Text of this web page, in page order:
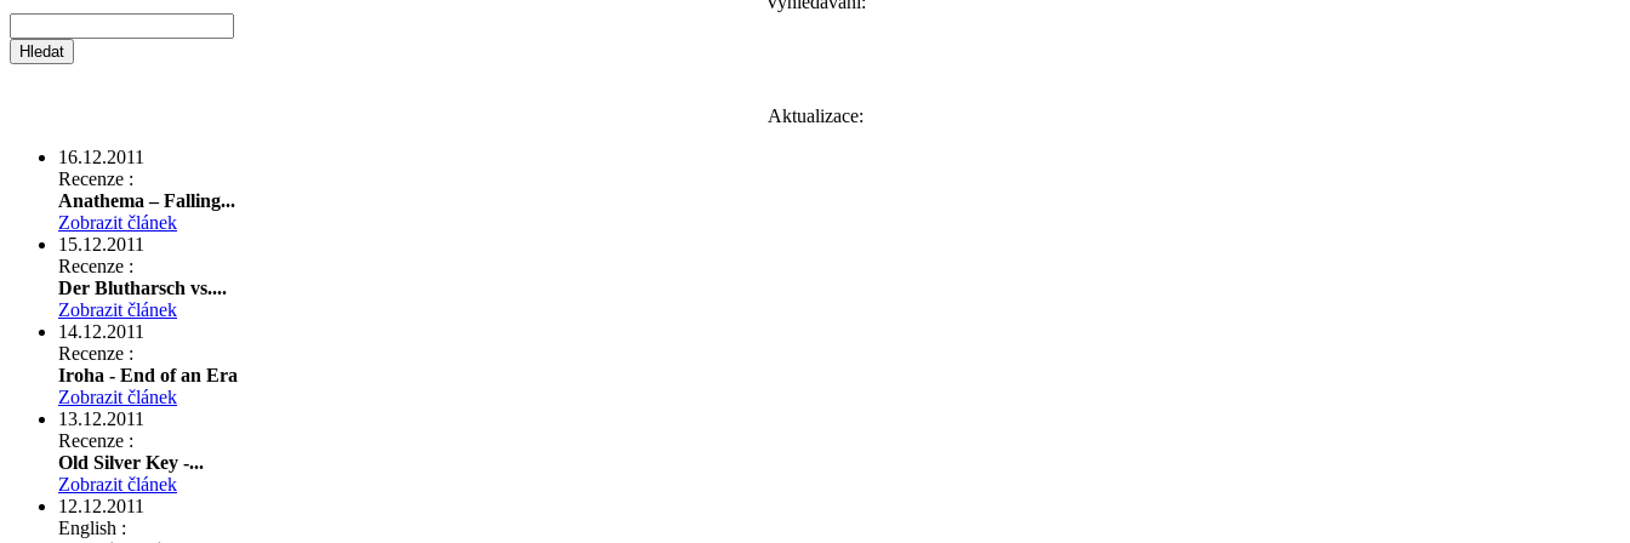
Aktualizace:
16.12.2011
Recenze :
Anathema – Falling...
Zobrazit článek
15.12.2011
Recenze :
Der Blutharsch vs....
Zobrazit článek
14.12.2011
Recenze :
Iroha - End of an Era
Zobrazit článek
13.12.2011
Recenze :
Old Silver Key -...
Zobrazit článek
12.12.2011
English :